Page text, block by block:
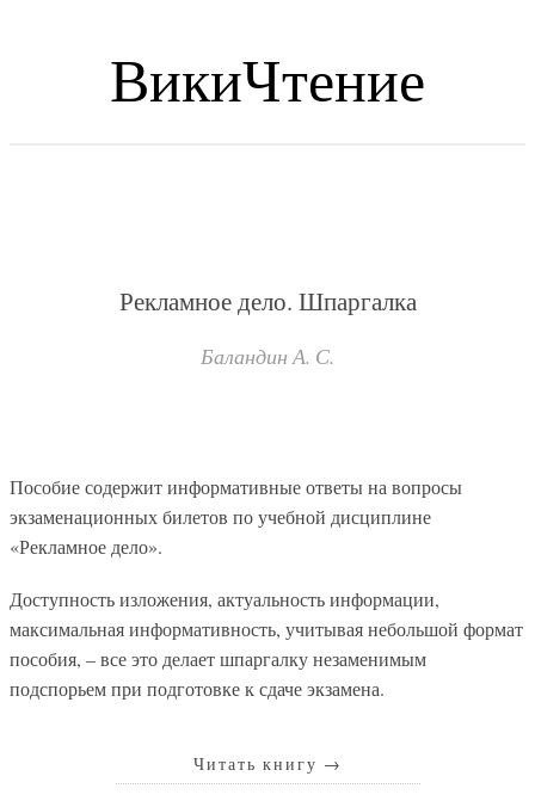
ВикиЧтение
Рекламное дело. Шпаргалка
Баландин А. С.
Пособие содержит информативные ответы на вопросы
экзаменационных билетов по учебной дисциплине
«Рекламное дело».
Доступность изложения, актуальность информации,
максимальная информативность, учитывая небольшой формат
пособия, – все это делает шпаргалку незаменимым
подспорьем при подготовке к сдаче экзамена.
Читать книгу →